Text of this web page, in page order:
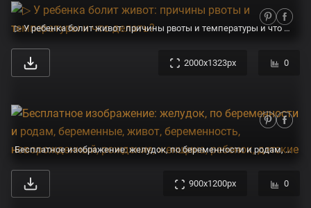
▷ У ребенка болит живот: причины рвоты и температуры и что делать?
2000x1323px 0
Бесплатное изображение: желудок, по беременности и родам, беременные, живот, беременность, новорожденный, рождение, женщина, ребенок, детские
900x1200px 0